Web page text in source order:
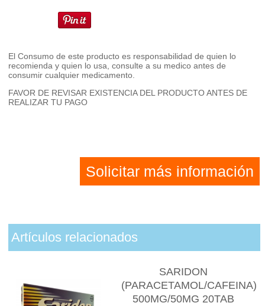
El Consumo de este producto es responsabilidad de quien lo
recomienda y quien lo usa, consulte a su medico antes de
consumir cualquier medicamento.
FAVOR DE REVISAR EXISTENCIA DEL PRODUCTO ANTES DE
REALIZAR TU PAGO
Solicitar más información
Artículos relacionados
SARIDON
(PARACETAMOL/CAFEINA)
500MG/50MG 20TAB